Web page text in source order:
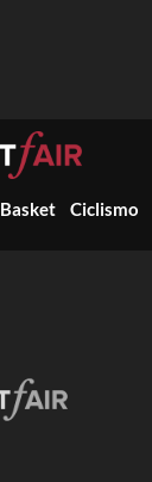
Basket Ciclismo